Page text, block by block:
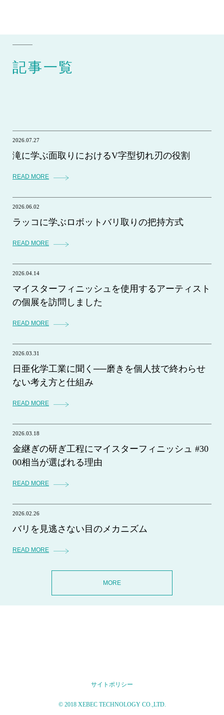
記事一覧
2026.07.27
滝に学ぶ面取りにおけるV字型切れ刃の役割
READ MORE
2026.06.02
ラッコに学ぶロボットバリ取りの把持方式
READ MORE
2026.04.14
マイスターフィニッシュを使用するアーティスト
の個展を訪問しました
READ MORE
2026.03.31
日亜化学工業に聞く──磨きを個人技で終わらせ
ない考え方と仕組み
READ MORE
2026.03.18
金継ぎの研ぎ工程にマイスターフィニッシュ #30
00相当が選ばれる理由
READ MORE
2026.02.26
バリを見逃さない目のメカニズム
READ MORE
MORE
サイトポリシー
© 2018 XEBEC TECHNOLOGY CO.,LTD.